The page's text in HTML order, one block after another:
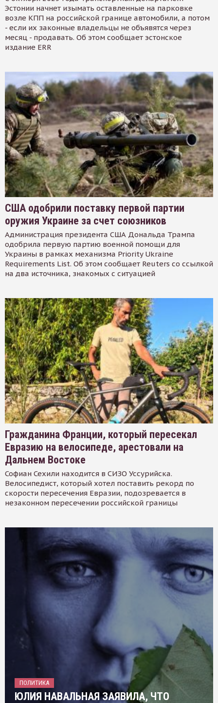
Эстонии начнет изымать оставленные на парковке
возле КПП на российской границе автомобили, а потом
- если их законные владельцы не объявятся через
месяц - продавать. Об этом сообщает эстонское
издание ERR
США одобрили поставку первой партии
оружия Украине за счет союзников
Администрация президента США Дональда Трампа
одобрила первую партию военной помощи для
Украины в рамках механизма Priority Ukraine
Requirements List. Об этом сообщает Reuters со ссылкой
на два источника, знакомых с ситуацией
Гражданина Франции, который пересекал
Евразию на велосипеде, арестовали на
Дальнем Востоке
Софиан Сехили находится в СИЗО Уссурийска.
Велосипедист, который хотел поставить рекорд по
скорости пересечения Евразии, подозревается в
незаконном пересечении российской границы
ПОЛИТИКА
ЮЛИЯ НАВАЛЬНАЯ ЗАЯВИЛА, ЧТО